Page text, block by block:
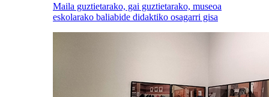
Maila guztietarako, gai guztietarako, museoa
eskolarako baliabide didaktiko osagarri gisa